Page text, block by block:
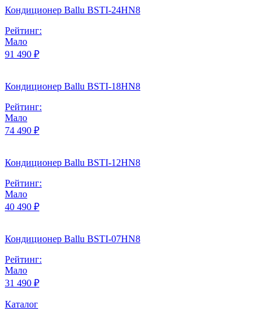
Кондиционер Ballu BSTI-24HN8
Рейтинг:
Мало
91 490 ₽
Кондиционер Ballu BSTI-18HN8
Рейтинг:
Мало
74 490 ₽
Кондиционер Ballu BSTI-12HN8
Рейтинг:
Мало
40 490 ₽
Кондиционер Ballu BSTI-07HN8
Рейтинг:
Мало
31 490 ₽
Каталог